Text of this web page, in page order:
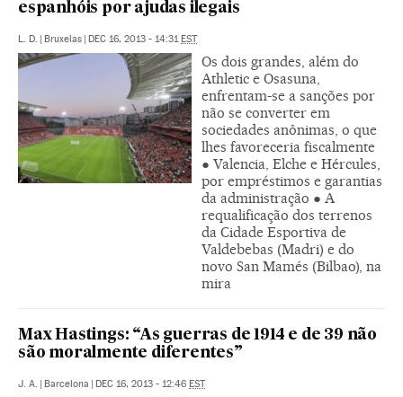
espanhóis por ajudas ilegais
L. D. | Bruxelas | DEC 16, 2013 - 14:31EST
Os dois grandes, além do
Athletic e Osasuna,
enfrentam-se a sanções por
não se converter em
sociedades anônimas, o que
lhes favoreceria fiscalmente
● Valencia, Elche e Hércules,
por empréstimos e garantias
da administração ● A
requalificação dos terrenos
da Cidade Esportiva de
Valdebebas (Madri) e do
novo San Mamés (Bilbao), na
mira
Max Hastings: “As guerras de 1914 e de 39 não
são moralmente diferentes”
J. A. | Barcelona | DEC 16, 2013 - 12:46 EST